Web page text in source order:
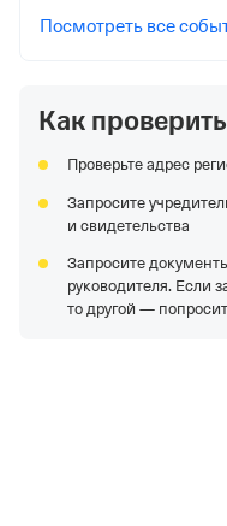
Посмотреть все
Как
Проверьте адрес
Запросите
и свидетельства
Запросите
руководителя. Если
то другой —